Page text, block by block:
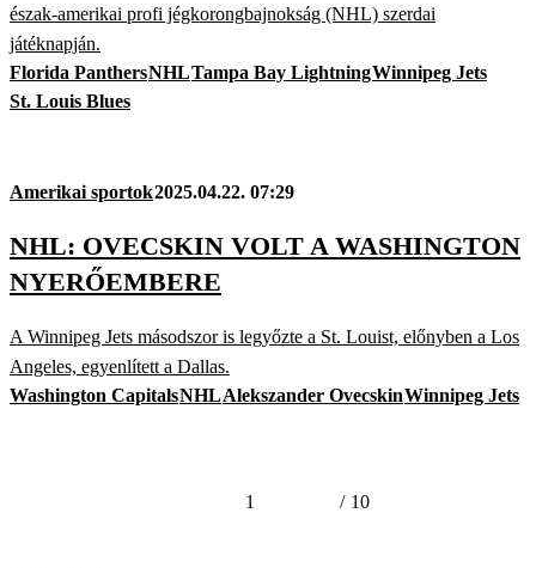
észak-amerikai profi jégkorongbajnokság (NHL) szerdai
játéknapján.
Florida PanthersNHLTampa Bay LightningWinnipeg Jets
St. Louis Blues
Amerikai sportok2025.04.22. 07:29
NHL: OVECSKIN VOLT A WASHINGTON
NYERŐEMBERE
A Winnipeg Jets másodszor is legyőzte a St. Louist, előnyben a Los
Angeles, egyenlített a Dallas.
Washington CapitalsNHLAlekszander OvecskinWinnipeg Jets
1 / 10